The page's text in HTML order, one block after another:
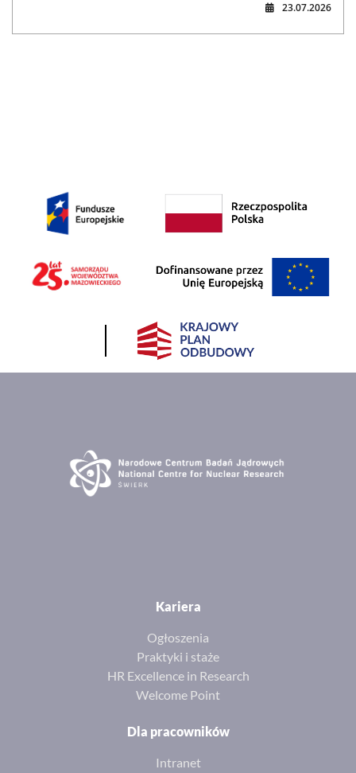
23.07.2026
Kariera
Ogłoszenia
Praktyki i staże
HR Excellence in Research
Welcome Point
Dla pracowników
Intranet